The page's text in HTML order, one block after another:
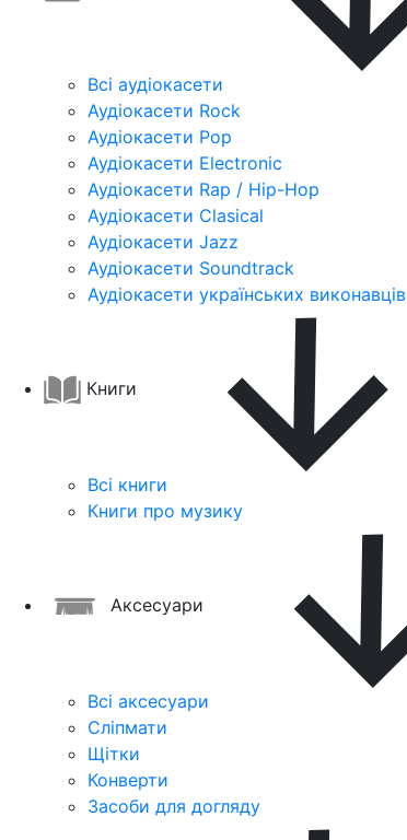
Всі аудіокасети
Аудіокасети Rock
Аудіокасети Pop
Аудіокасети Electronic
Аудіокасети Rap / Hip-Hop
Аудіокасети Clasical
Аудіокасети Jazz
Аудіокасети Soundtrack
Аудіокасети українських виконавців
Книги
Всі книги
Книги про музику
Аксесуари
Всі аксесуари
Сліпмати
Щітки
Конверти
Засоби для догляду